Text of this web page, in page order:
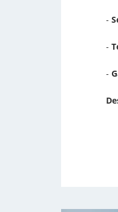
-
-
-